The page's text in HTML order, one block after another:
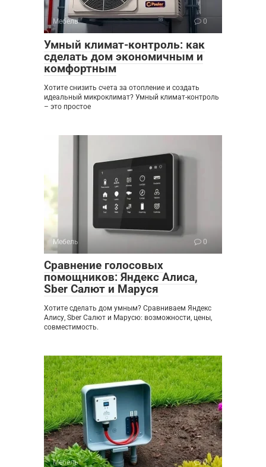
Мебель 0
Умный климат-контроль: как
сделать дом экономичным и
комфортным
Хотите снизить счета за отопление и создать
идеальный микроклимат? Умный климат-контроль
– это простое
Мебель 0
Сравнение голосовых
помощников: Яндекс Алиса,
Sber Салют и Маруся
Хотите сделать дом умным? Сравниваем Яндекс
Алису, Sber Салют и Марусю: возможности, цены,
совместимость.
Мебель 0